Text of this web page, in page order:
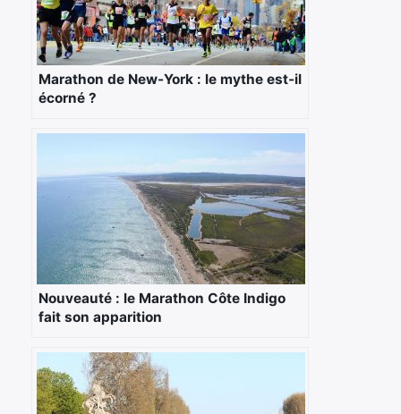
Marathon de New-York : le mythe est-il
écorné ?
Nouveauté : le Marathon Côte Indigo
fait son apparition